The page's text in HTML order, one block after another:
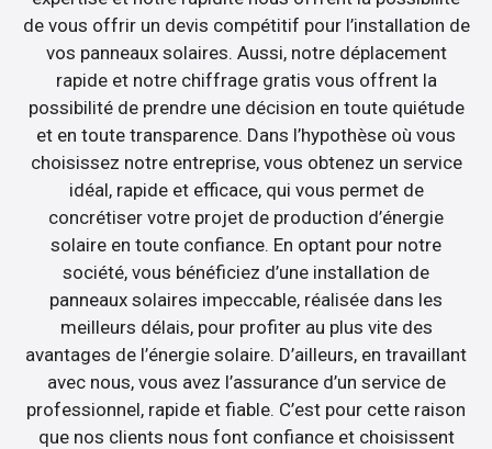
de vous offrir un devis compétitif pour l’installation de
vos panneaux solaires. Aussi, notre déplacement
rapide et notre chiffrage gratis vous offrent la
possibilité de prendre une décision en toute quiétude
et en toute transparence. Dans l’hypothèse où vous
choisissez notre entreprise, vous obtenez un service
idéal, rapide et efficace, qui vous permet de
concrétiser votre projet de production d’énergie
solaire en toute confiance. En optant pour notre
société, vous bénéficiez d’une installation de
panneaux solaires impeccable, réalisée dans les
meilleurs délais, pour profiter au plus vite des
avantages de l’énergie solaire. D’ailleurs, en travaillant
avec nous, vous avez l’assurance d’un service de
professionnel, rapide et fiable. C’est pour cette raison
que nos clients nous font confiance et choisissent